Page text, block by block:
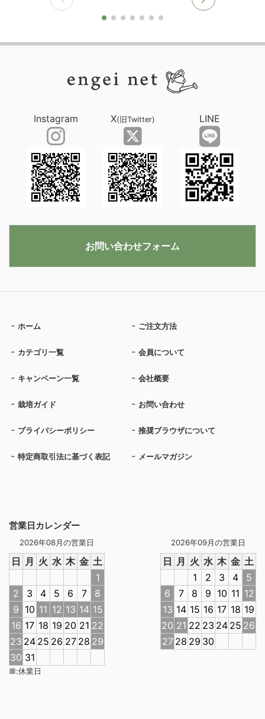
営業日カレンダー
2026年08月の営業日
日 月 火 水 木 金 土
1
2
3 4 5 6 7
8
9 10 11 12 13 14 15
16 17 18 19 20 21 22
23 24 25 26 27 28 29
30 31
2026年09月の営業日
日 月 火 水 木 金 土
1
2 3 4
5
6
7 8 9 10 11 12
13 14 15 16 17 18 19
20 21 22 23 24 25 26
27 28 29 30
■:休業日
ホーム ご注文方法
カテゴリ一覧 会員について
キャンペーン一覧 会社概要
栽培ガイド お問い合わせ
プライバシーポリシー 推奨ブラウザについて
特定商取引法に基づく表記 メールマガジン
Instagram X(旧Twitter) LINE
お問い合わせフォーム